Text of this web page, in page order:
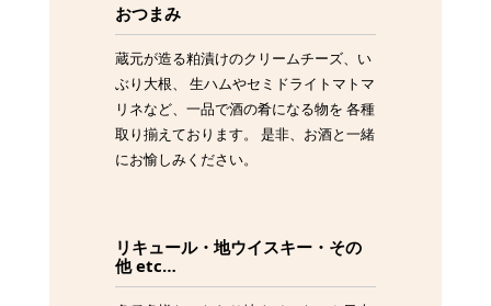
おつまみ
蔵元が造る粕漬けのクリームチーズ、い
ぶり大根、 生ハムやセミドライトマトマ
リネなど、一品で酒の肴になる物を 各種
取り揃えております。 是非、お酒と一緒
にお愉しみください。
リキュール・地ウイスキー・その
他 etc…